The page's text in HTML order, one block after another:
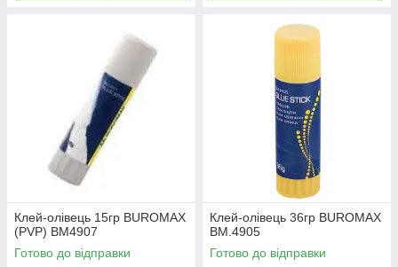
Клей-олівець 15гр BUROMAX
(PVP) BM4907
Готово до відправки
Клей-олівець 36гр BUROMAX
BM.4905
Готово до відправки